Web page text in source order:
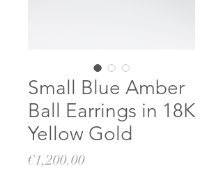
Small Blue Amber
Ball Earrings in 18K
Yellow Gold
€1,200.00價